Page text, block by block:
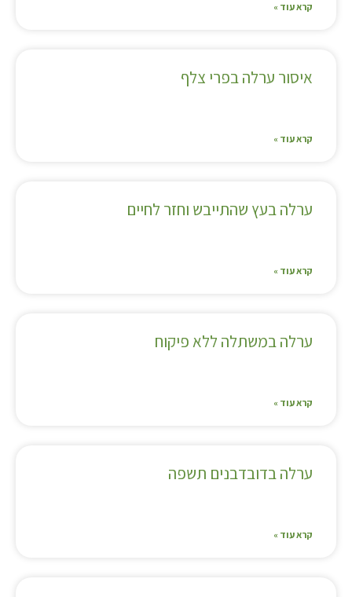
קרא עוד »
איסור ערלה בפרי צלף
קרא עוד »
ערלה בעץ שהתייבש וחזר לחיים
קרא עוד »
ערלה במשתלה ללא פיקוח
קרא עוד »
ערלה בדובדבנים תשפה
קרא עוד »